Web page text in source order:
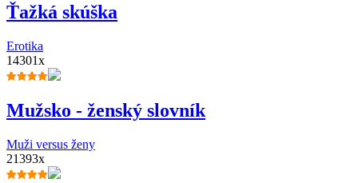
Ťažká skúška
Erotika
14301x
Mužsko - ženský slovník
Muži versus ženy
21393x